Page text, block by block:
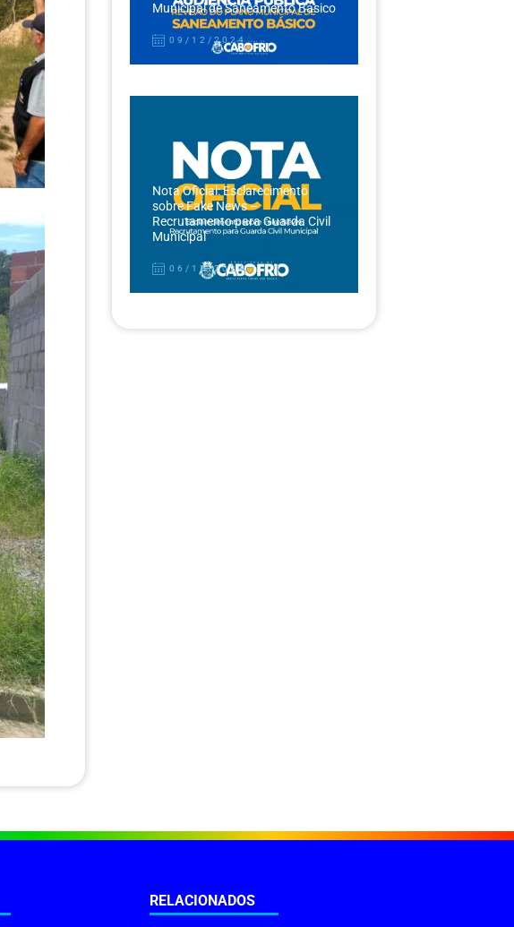
Municipal de Saneamento Básico
09/12/2024
Nota Oficial: Esclarecimento
sobre Fake News –
Recrutamento para Guarda Civil
Municipal
06/12/2024
RELACIONADOS